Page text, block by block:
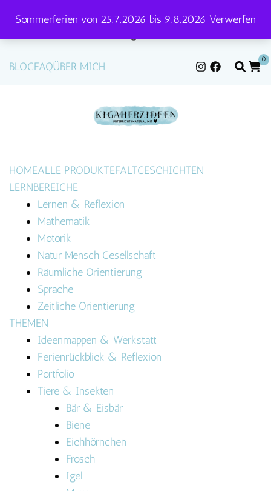
Sommerferien von 25.7.2026 bis 9.8.2026 Verwerfen
Versandtage für Pakete und Briefe: Mittwoch &
BLOGFAQÜBER MICH
0
HOMEALLE PRODUKTEFALTGESCHICHTEN
LERNBEREICHE
Lernen & Reflexion
Mathematik
Motorik
Natur Mensch Gesellschaft
Räumliche Orientierung
Sprache
Zeitliche Orientierung
THEMEN
Ideenmappen & Werkstatt
Ferienrückblick & Reflexion
Portfolio
Tiere & Insekten
Bär & Eisbär
Biene
Eichhörnchen
Frosch
Igel